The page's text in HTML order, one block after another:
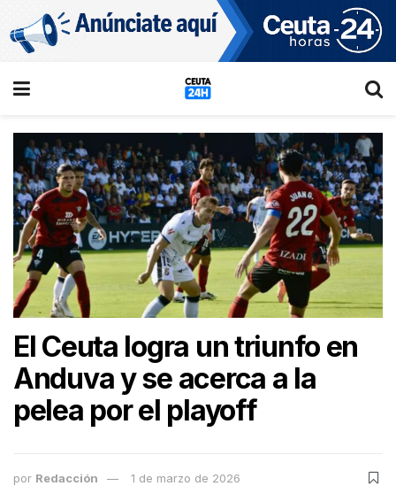
El Ceuta logra un triunfo en
Anduva y se acerca a la
pelea por el playoff
por Redacción 1 de marzo de 2026